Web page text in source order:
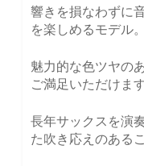
響きを損なわずに
を楽しめるモデル。
魅力的な色ツヤの
ご満足いただけます
長年サックスを演
た吹き応えのある